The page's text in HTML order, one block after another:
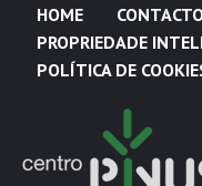
HOME
PROPRIEDADE
POLÍTICA DE